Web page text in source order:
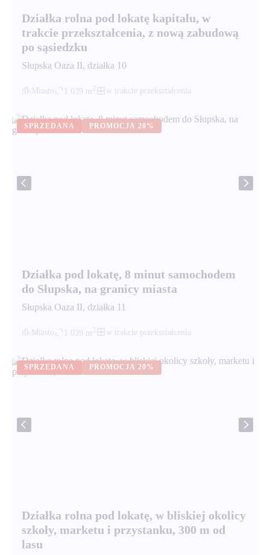
Działka rolna pod lokatę kapitału, w
trakcie przekształcenia, z nową zabudową
po sąsiedzku
Słupska Oaza II, działka 10
Miasto 1 039 m2 w trakcie przekształcenia
SPRZEDANA PROMOCJA 20%
Działka pod lokatę, 8 minut samochodem
do Słupska, na granicy miasta
Słupska Oaza II, działka 11
Miasto 1 039 m2 w trakcie przekształcenia
SPRZEDANA PROMOCJA 20%
Działka rolna pod lokatę, w bliskiej okolicy
szkoły, marketu i przystanku, 300 m od
lasu